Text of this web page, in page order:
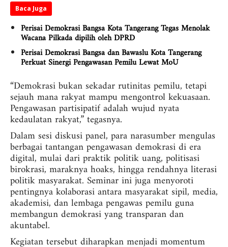
Baca Juga
Perisai Demokrasi Bangsa Kota Tangerang Tegas Menolak
Wacana Pilkada dipilih oleh DPRD
Perisai Demokrasi Bangsa dan Bawaslu Kota Tangerang
Perkuat Sinergi Pengawasan Pemilu Lewat MoU
“Demokrasi bukan sekadar rutinitas pemilu, tetapi
sejauh mana rakyat mampu mengontrol kekuasaan.
Pengawasan partisipatif adalah wujud nyata
kedaulatan rakyat,” tegasnya.
Dalam sesi diskusi panel, para narasumber mengulas
berbagai tantangan pengawasan demokrasi di era
digital, mulai dari praktik politik uang, politisasi
birokrasi, maraknya hoaks, hingga rendahnya literasi
politik masyarakat. Seminar ini juga menyoroti
pentingnya kolaborasi antara masyarakat sipil, media,
akademisi, dan lembaga pengawas pemilu guna
membangun demokrasi yang transparan dan
akuntabel.
Kegiatan tersebut diharapkan menjadi momentum